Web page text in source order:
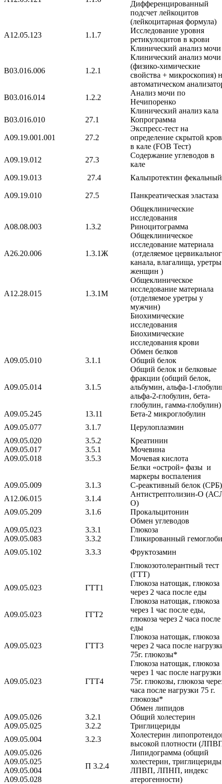
Дифференцированный
подсчет лейкоцитов
(лейкоцитарная формула)
A12.05.123
1.1.7
Исследование уровня
ретикулоцитов в крови
Клинический анализ мочи
B03.016.006 1.2.1
Клинический анализ мочи
(физико-химические
свойства + микроскопия)
автоматическом
B03.016.014
1.2.2
Анализ мочи по
Нечипоренко
Клинический анализ кала
B03.016.010
27.1 Копрограмма
A09.19.001.001 27.2
Экспресс-тест на
определение скрытой
в кале (FOB Тест)
A09.19.012
27.3
Содержание углеводов в
кале
A09.19.013
27.4 Кальпротектин фекальный
A09.19.010 27.5
Панкреатическая эластаза
Общеклинические
исследования
A08.08.003
1.3.2 Риноцитограмма
A26.20.006 1.3.1Ж
Общеклиническое
исследование материала
(отделяемое
канала, влагалища,
женщин )
A12.28.015 1.3.1М
Общеклиническое
исследование материала
(отделяемое уретры у
мужчин)
Биохимические
исследования
Биохимические
исследования крови
Обмен белков
A09.05.010
3.1.1 Общий белок
A09.05.014 3.1.5
Общий белок и белковые
фракции (общий белок,
альбумин, альфа-1-
альфа-2-глобулин, бета-
глобулин, гамма-глобулин)
A09.05.245
13.11
Бета-2 микроглобулин
A09.05.077
3.1.7
Церулоплазмин
A09.05.020
3.5.2
Креатинин
A09.05.017
3.5.1
Мочевина
A09.05.018
3.5.3
Мочевая кислота
Белки «острой» фазы и
маркеры воспаления
A09.05.009
3.1.3
С-реактивный белок (СPБ)
A12.06.015
3.1.4
Антистрептолизин-О
О)
A09.05.209
3.1.6
Прокальцитонин
Обмен углеводов
A09.05.023
3.3.1
Глюкоза
A09.05.083
3.3.2
Гликированный
A09.05.102
3.3.3
Фруктозамин
Глюкозотолерантный тест
(ГТТ)
A09.05.023
ГТТ1
Глюкоза натощак, глюкоза
через 2 часа после еды
A09.05.023 ГГТ2
Глюкоза натощак, глюкоза
через 1 час после еды,
глюкоза через 2 часа после
еды
A09.05.023 ГТТ3
Глюкоза натощак, глюкоза
через 2 часа после
75г. глюкозы*
A09.05.023 ГТТ4
Глюкоза натощак, глюкоза
через 1 час после нагрузки
75г. глюкозы, глюкоза
часа после нагрузки 75 г.
глюкозы*
Обмен липидов
A09.05.026
3.2.1
Общий холестерин
A09.05.025
3.2.2
Триглицериды
A09.05.004
3.2.3
Холестерин
высокой плотности
A09.05.026
A09.05.025
A09.05.004
A09.05.028
П 3.2.4
Липидограмма (общий
холестерин,
ЛПВП, ЛПНП, индекс
атерогенности)